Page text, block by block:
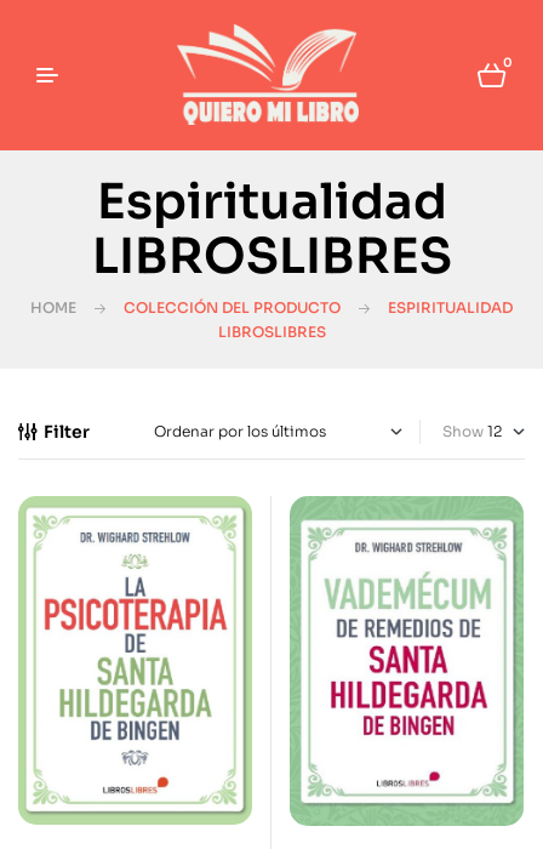
0
Espiritualidad
LIBROSLIBRES
HOME COLECCIÓN DEL PRODUCTO
ESPIRITUALIDAD
LIBROSLIBRES
Filter Show